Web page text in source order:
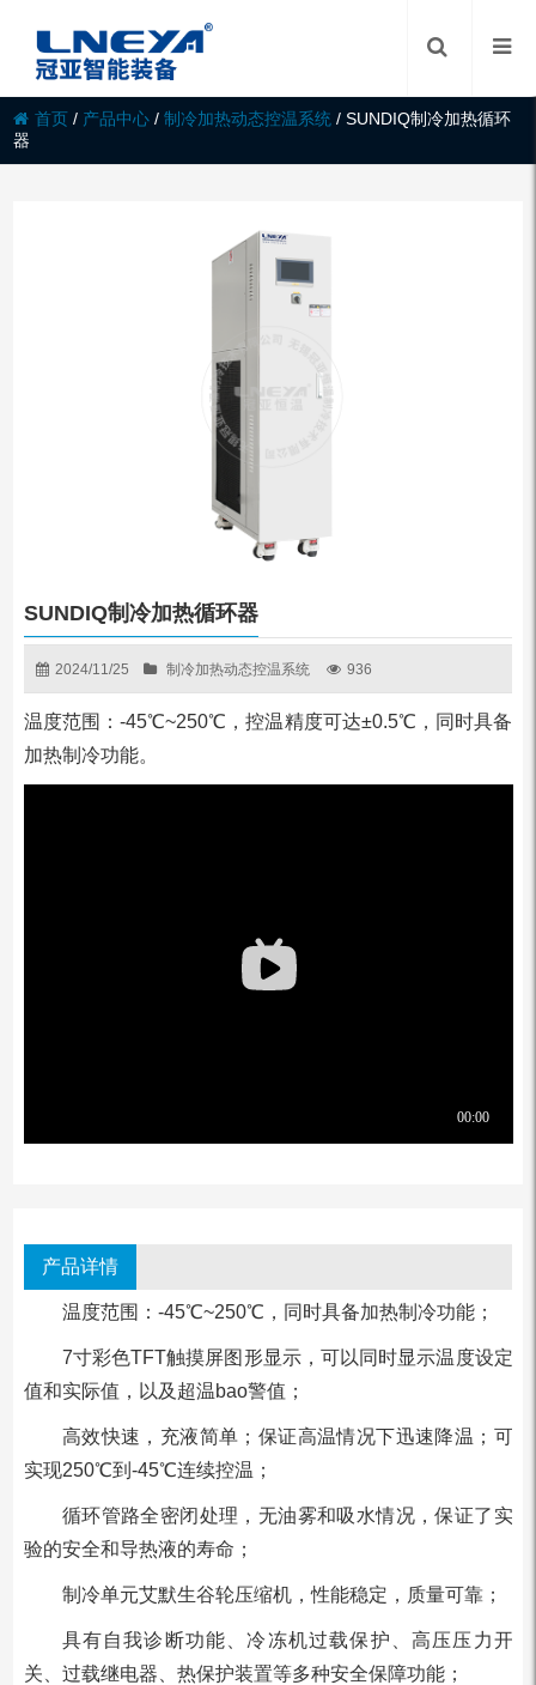
首页 / 产品中心 /制冷加热动态控温系统 /SUNDIQ制冷加热循环
器
SUNDIQ制冷加热循环器
2024/11/25 制冷加热动态控温系统 936
温度范围：-45℃~250℃，控温精度可达±0.5℃，同时具备
加热制冷功能。
产品详情
温度范围：-45℃~250℃，同时具备加热制冷功能；
7⼨彩⾊TFT触摸屏图形显⽰，可以同时显⽰温度设定
值和实际值，以及超温bao警值；
⾼效快速，充液简单；保证⾼温情况下迅速降温；可
实现250℃到-45℃连续控温；
循环管路全密闭处理，⽆油雾和吸⽔情况，保证了实
验的安全和导热液的寿命；
制冷单元艾默⽣⾕轮压缩机，性能稳定，质量可靠；
具有⾃我诊断功能、冷冻机过载保护、⾼压压⼒开
关、过载继电器、热保护装置等多种安全保障功能；